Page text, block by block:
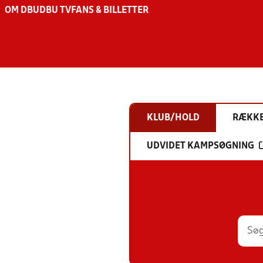
OM DBU DBU TV FANS & BILLETTER
KLUB/HOLD
UDVIDET KAMPSØGNING